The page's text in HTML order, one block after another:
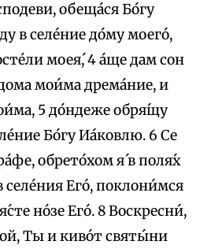
обеща́ся Бо́гу
в селе́ние до́му моего́,
моея́, 4 а́ще дам сон
мои́ма дрема́ние, и
5 до́ндеже обря́щу
Бо́гу Иа́ковлю. 6 Се
обрето́хом я́ в поля́х
Его́, поклони́мся
но́зе Его́. 8 Воскресни́,
Ты и киво́т святы́ни